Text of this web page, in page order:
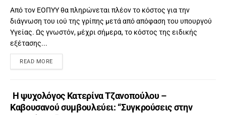
Από τον ΕΟΠΥΥ θα πληρώνεται πλέον το κόστος για την
διάγνωση του ιού της γρίπης μετά από απόφαση του υπουργού
Υγείας. Ως γνωστόν, μέχρι σήμερα, το κόστος της ειδικής
εξέτασης...
READ MORE
Η ψυχολόγος Κατερίνα Τζανοπούλου –
Καβουσανού συμβουλεύει: “Συγκρούσεις στην